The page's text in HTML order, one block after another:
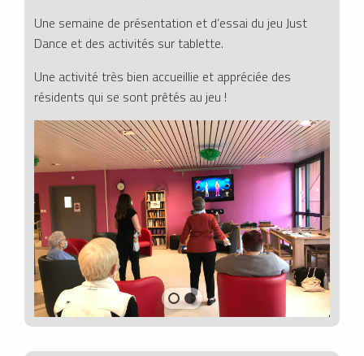
Une semaine de présentation et d’essai du jeu Just
Dance et des activités sur tablette.
Une activité très bien accueillie et appréciée des
résidents qui se sont prêtés au jeu !